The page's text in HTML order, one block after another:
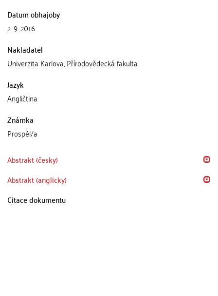
Datum obhajoby
2. 9. 2016
Nakladatel
Univerzita Karlova, Přírodovědecká fakulta
Jazyk
Angličtina
Známka
Prospěl/a
Abstrakt (česky)
Abstrakt (anglicky)
Citace dokumentu